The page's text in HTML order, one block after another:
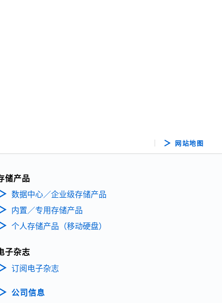
网站地图
储产品
数据中心／企业级存储产品
内置／专用存储产品
个人存储产品（移动硬盘）
子杂志
订阅电子杂志
公司信息